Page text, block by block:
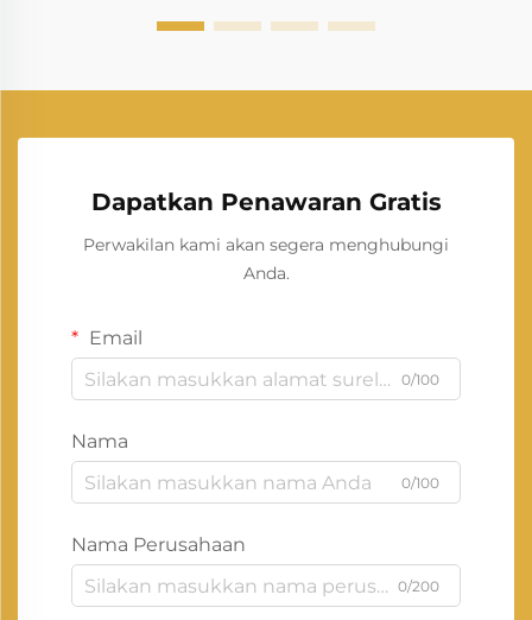
Dapatkan Penawaran Gratis
Perwakilan kami akan segera menghubungi
Anda.
Email
0/100
Nama
0/100
Nama Perusahaan
0/200